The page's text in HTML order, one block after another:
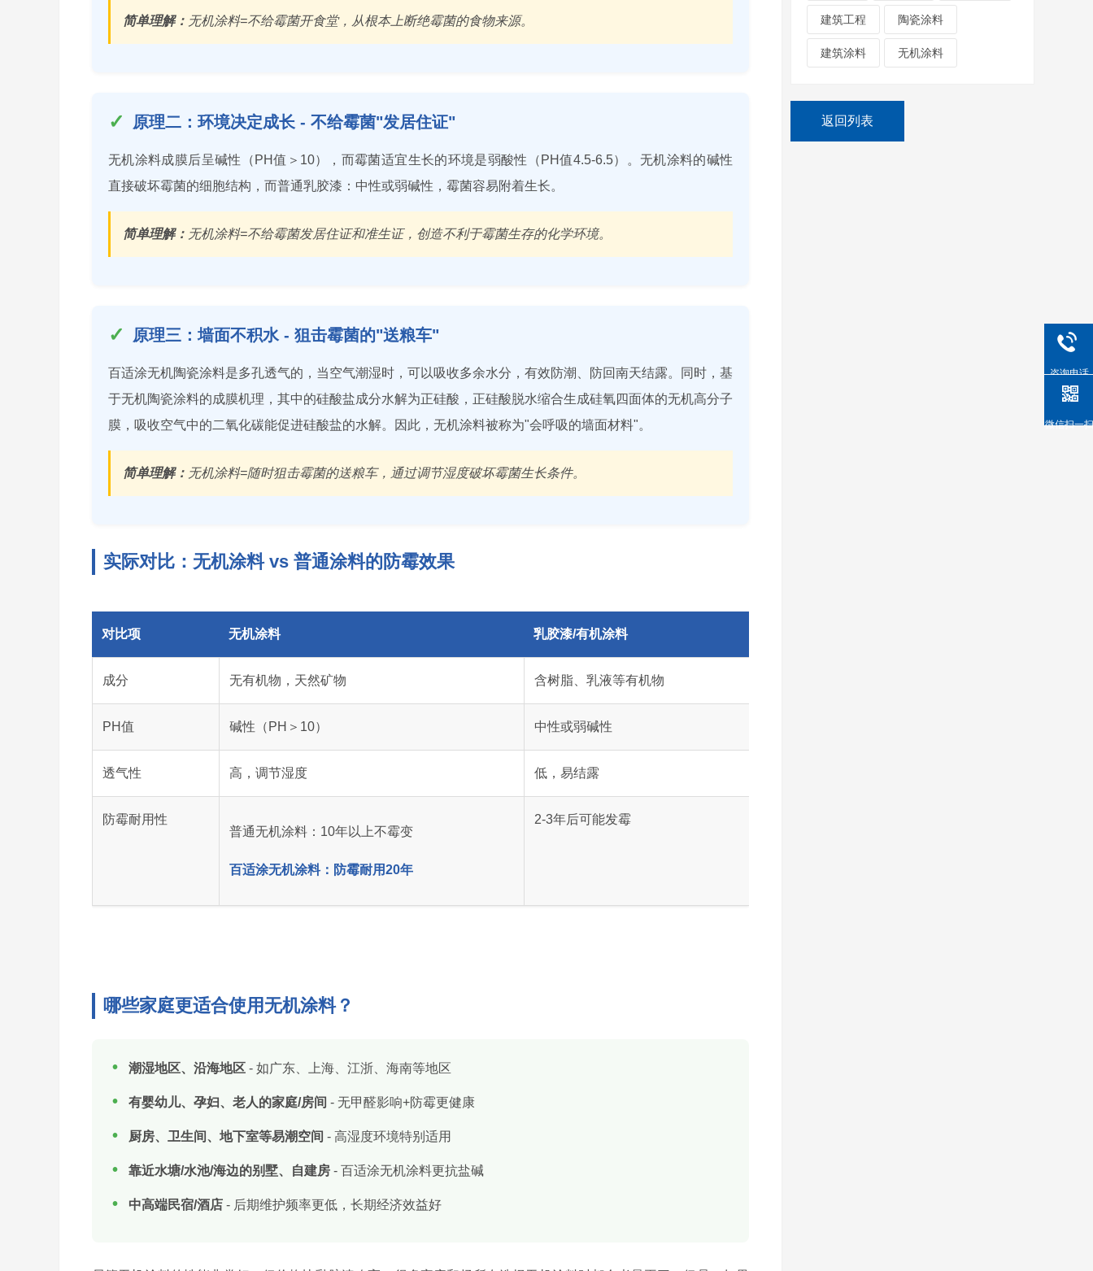
简单理解： 无机涂料=不给霉菌开食堂，从根本上断绝霉菌的食物来源。
原理二：环境决定成长 - 不给霉菌"发居住证"
无机涂料成膜后呈碱性（PH值＞10），而霉菌适宜生长的环境是弱酸性（PH值4.5-6.5）。无机涂料的碱性
直接破坏霉菌的细胞结构，而普通乳胶漆：中性或弱碱性，霉菌容易附着生长。
简单理解： 无机涂料=不给霉菌发居住证和准生证，创造不利于霉菌生存的化学环境。
原理三：墙面不积水 - 狙击霉菌的"送粮车"
百适涂无机陶瓷涂料是多孔透气的，当空气潮湿时，可以吸收多余水分，有效防潮、防回南天结露。同时，基
于无机陶瓷涂料的成膜机理，其中的硅酸盐成分水解为正硅酸，正硅酸脱水缩合生成硅氧四面体的无机高分子
膜，吸收空气中的二氧化碳能促进硅酸盐的水解。因此，无机涂料被称为"会呼吸的墙面材料"。
简单理解： 无机涂料=随时狙击霉菌的送粮车，通过调节湿度破坏霉菌生长条件。
实际对比：无机涂料 vs 普通涂料的防霉效果
对比项 无机涂料 乳胶漆/有机涂料
成分 无有机物，天然矿物 含树脂、乳液等有机物
PH值 碱性（PH＞10） 中性或弱碱性
透气性 高，调节湿度 低，易结露
防霉耐用性
普通无机涂料：10年以上不霉变
百适涂无机涂料：防霉耐用20年
2-3年后可能发霉
哪些家庭更适合使用无机涂料？
潮湿地区、沿海地区 - 如广东、上海、江浙、海南等地区
有婴幼儿、孕妇、老人的家庭/房间 - 无甲醛影响+防霉更健康
厨房、卫生间、地下室等易潮空间 - 高湿度环境特别适用
靠近水塘/水池/海边的别墅、自建房 - 百适涂无机涂料更抗盐碱
中高端民宿/酒店 - 后期维护频率更低，长期经济效益好
建筑工程 陶瓷涂料
建筑涂料 无机涂料
返回列表
咨询电话
微信扫一扫